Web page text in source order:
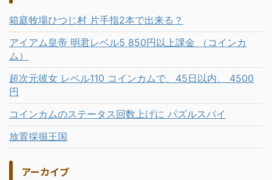
箱庭牧場ひつじ村 片手指2本で出来る？
アイアム皇帝 明君レベル5 850円以上課金 （コインカ
ム）
超次元彼女 レベル110 コインカムで、45日以内、 4500
円
コインカムのステータス回数上げに パズルスパイ
放置採掘王国
アーカイブ